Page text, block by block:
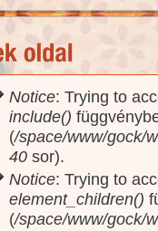
Hibaüzenet
Notice: Trying to
include()
(/space/www/gock/
40 sor).
Notice: Trying to
element_children()
(/space/www/gock/